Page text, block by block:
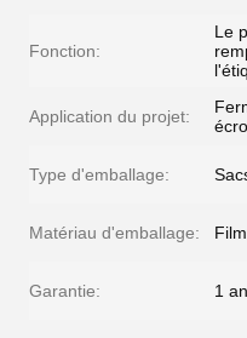
Fonction:
Le
Application du projet:
Type d'emballage:
Matériau d'emballage:
Garantie: 1